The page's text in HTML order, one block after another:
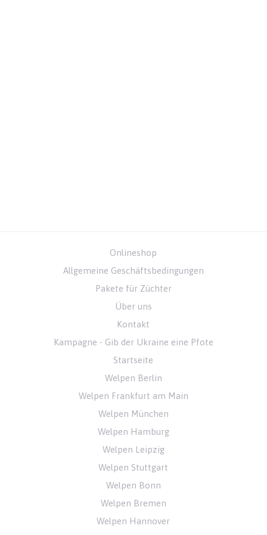
Onlineshop
Allgemeine Geschäftsbedingungen
Pakete für Züchter
Über uns
Kontakt
Kampagne - Gib der Ukraine eine Pfote
Startseite
Welpen Berlin
Welpen Frankfurt am Main
Welpen München
Welpen Hamburg
Welpen Leipzig
Welpen Stuttgart
Welpen Bonn
Welpen Bremen
Welpen Hannover